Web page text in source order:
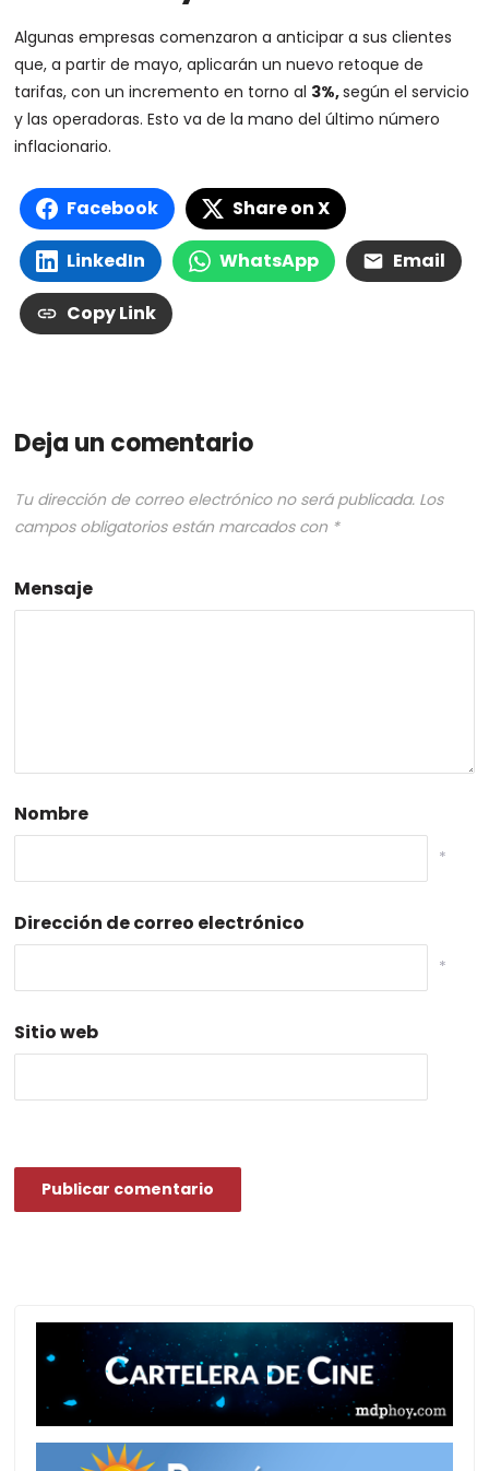
Algunas empresas comenzaron a anticipar a sus clientes
que, a partir de mayo, aplicarán un nuevo retoque de
tarifas, con un incremento en torno al 3%,según el servicio
y las operadoras. Esto va de la mano del último número
inflacionario.
Facebook Share on X
LinkedIn WhatsApp Email
Copy Link
Deja un comentario
Tu dirección de correo electrónico no será publicada. Los
campos obligatorios están marcados con *
Mensaje
Nombre
*
Dirección de correo electrónico
*
Sitio web